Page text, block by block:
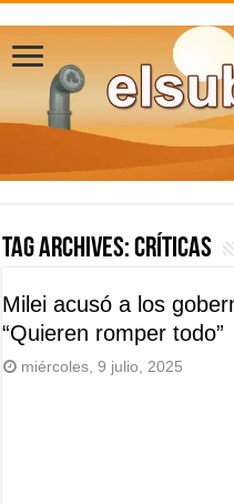
Tag Archives:críticas
Milei acusó a los
“Quieren romper todo”
miércoles, 9 julio, 2025